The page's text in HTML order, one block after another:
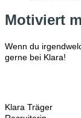
Motiviert
Wenn du
gerne bei Klara!
Klara Träger